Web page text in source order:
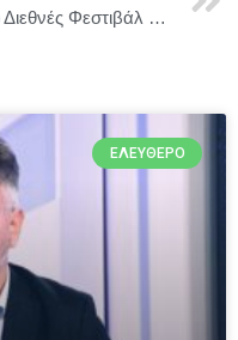
14ο Διεθνές Φεστιβάλ Ψηφιακού Κινηματογράφου Αθήνας (AIDFF) Απολογισμός
ΕΛΕΎΘΕΡΟ